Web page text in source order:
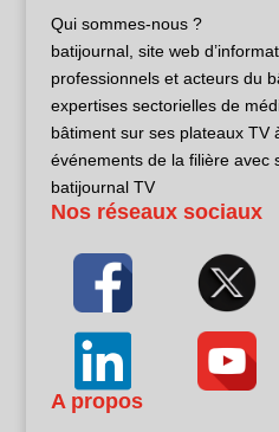
Qui sommes-nous ?
batijournal, site web
professionnels et acteurs du
expertises sectorielles de
bâtiment sur ses plateaux TV
événements de la filière avec
batijournal TV
Nos réseaux sociaux
A propos